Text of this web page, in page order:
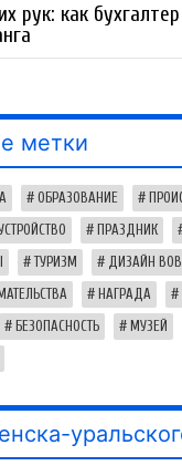
рук: как
метки
ОБРАЗОВАНИЕ
ПРАЗДНИК
ТУРИЗМ ДИЗАЙН
НАГРАДА
БЕЗОПАСНОСТЬ МУЗЕЙ